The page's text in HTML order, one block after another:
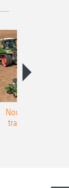
Nouveau semoir
traîné Precea-